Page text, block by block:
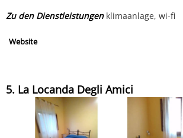
Zu den Dienstleistungenklimaanlage, wi-fi
Website
5. La Locanda Degli Amici